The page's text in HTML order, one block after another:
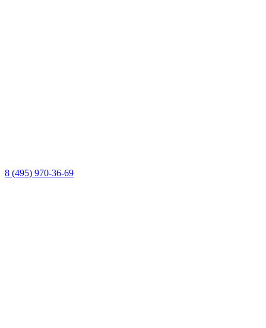
8 (495) 970-36-69